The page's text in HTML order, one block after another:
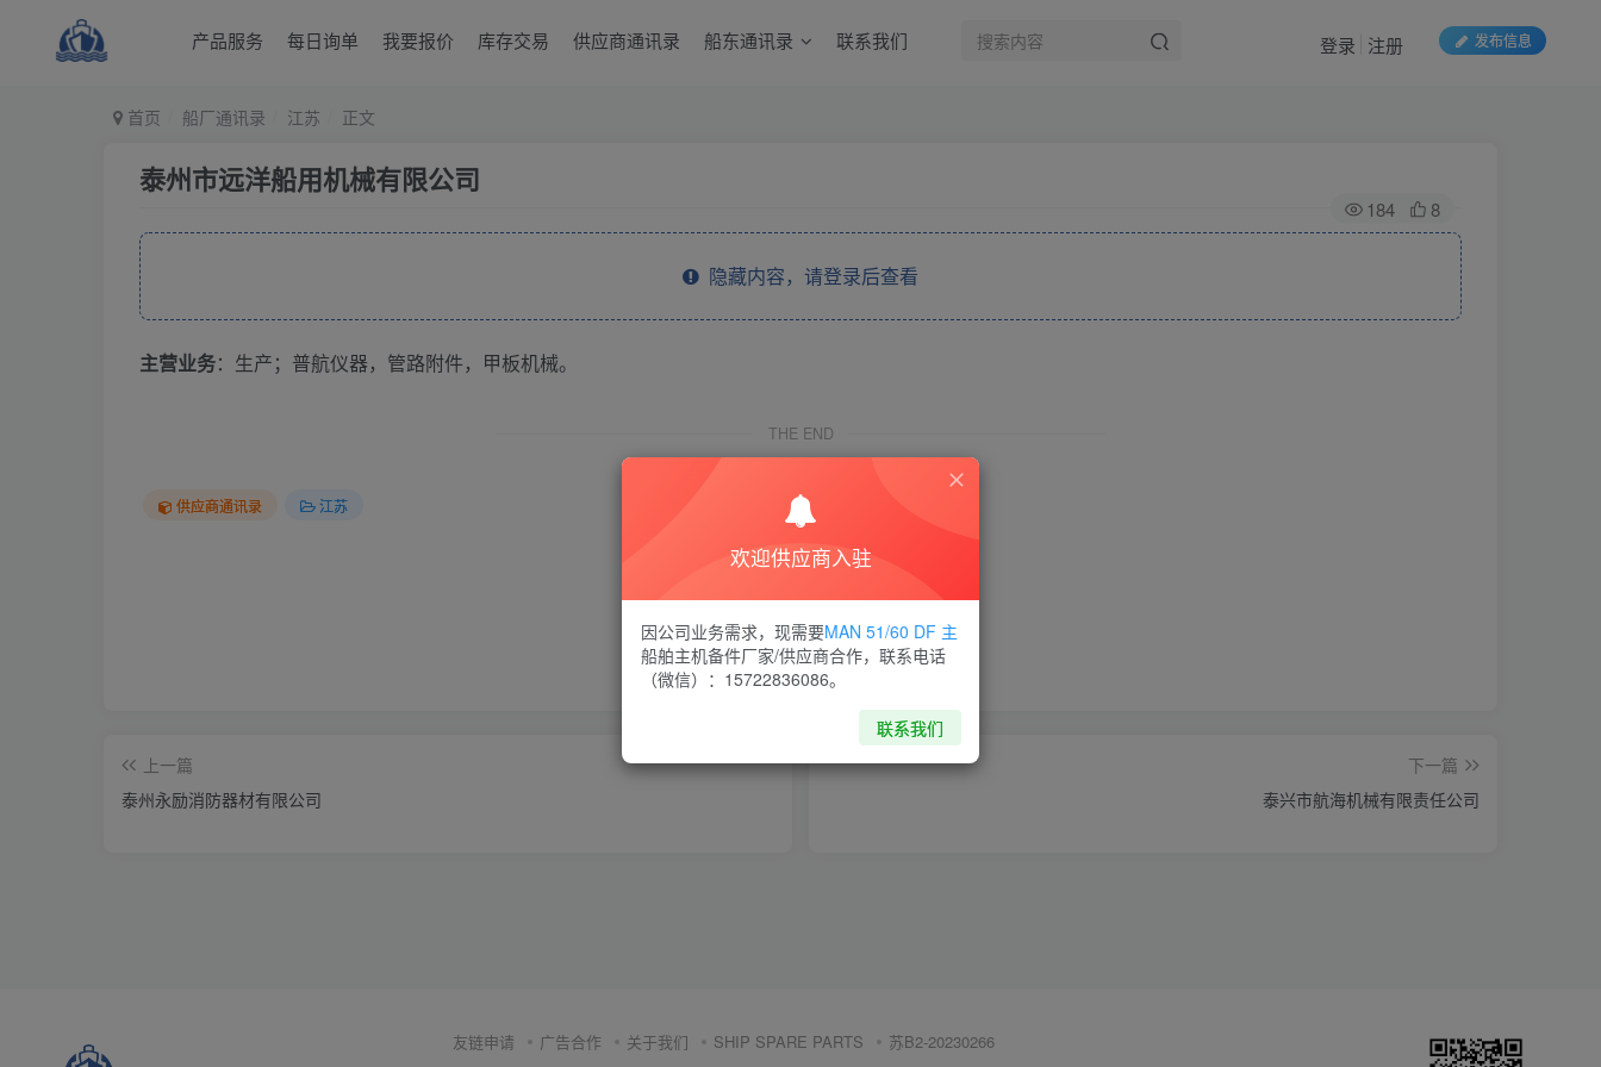
产品服务 每日询单 我要报价 库存交易 供应商通讯录 船东通讯录 联系我们 发布信息
登录 注册
首页 船厂通讯录 江苏 正文
泰州市远洋船用机械有限公司
184 8
隐藏内容，请登录后查看
主营业务：生产；普航仪器，管路附件，甲板机械。
THE END
供应商通讯录 江苏
喜欢就支持一下吧
点赞8 分享 收藏
上一篇
泰州永励消防器材有限公司
下一篇
泰兴市航海机械有限责任公司
友链申请 广告合作 关于我们 SHIP SPARE PARTS 苏B2-20230266
欢迎供应商入驻
因公司业务需求，现需要MAN 51/60 DF 主
船舶主机备件厂家/供应商合作，联系电话
（微信）：15722836086。
联系我们